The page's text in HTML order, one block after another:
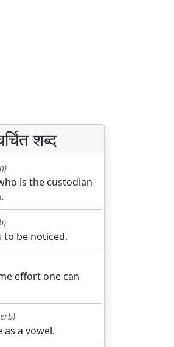
शब्द
is the custodian
to be noticed.
effort one can
as a vowel.